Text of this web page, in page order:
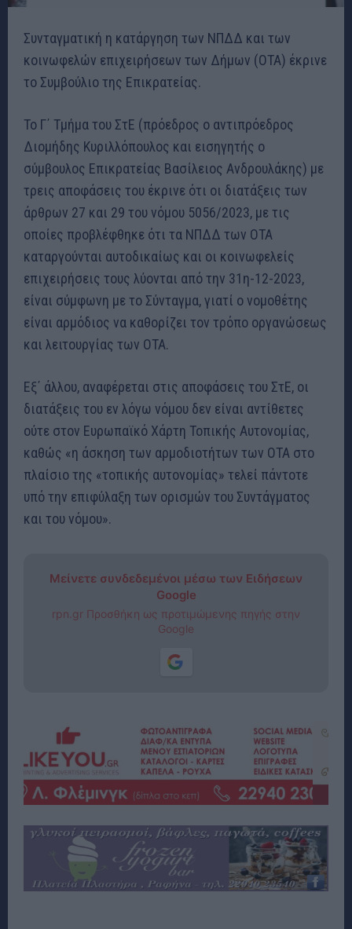
Συνταγματική η κατάργηση των ΝΠΔΔ και των
κοινωφελών επιχειρήσεων των Δήμων (ΟΤΑ) έκρινε
το Συμβούλιο της Επικρατείας.
Το Γ΄ Τμήμα του ΣτΕ (πρόεδρος ο αντιπρόεδρος
Διομήδης Κυριλλόπουλος και εισηγητής ο
σύμβουλος Επικρατείας Βασίλειος Ανδρουλάκης) με
τρεις αποφάσεις του έκρινε ότι οι διατάξεις των
άρθρων 27 και 29 του νόμου 5056/2023, με τις
οποίες προβλέφθηκε ότι τα ΝΠΔΔ των ΟΤΑ
καταργούνται αυτοδικαίως και οι κοινωφελείς
επιχειρήσεις τους λύονται από την 31η-12-2023,
είναι σύμφωνη με το Σύνταγμα, γιατί ο νομοθέτης
είναι αρμόδιος να καθορίζει τον τρόπο οργανώσεως
και λειτουργίας των ΟΤΑ.
Εξ΄ άλλου, αναφέρεται στις αποφάσεις του ΣτΕ, οι
διατάξεις του εν λόγω νόμου δεν είναι αντίθετες
ούτε στον Ευρωπαϊκό Χάρτη Τοπικής Αυτονομίας,
καθώς «η άσκηση των αρμοδιοτήτων των ΟΤΑ στο
πλαίσιο της «τοπικής αυτονομίας» τελεί πάντοτε
υπό την επιφύλαξη των ορισμών του Συντάγματος
και του νόμου».
Μείνετε συνδεδεμένοι μέσω των Ειδήσεων
Google
rpn.gr Προσθήκη ως προτιμώμενης πηγής στην
Google